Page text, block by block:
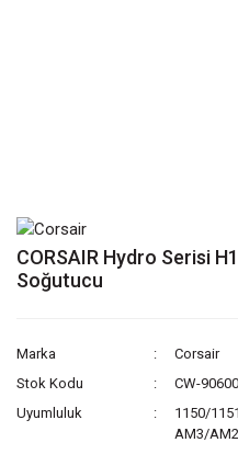
CORSAIR Hydro Serisi
Soğutucu
Marka
Corsair
Stok Kodu
CW-
Uyumluluk
1150/
AM3/